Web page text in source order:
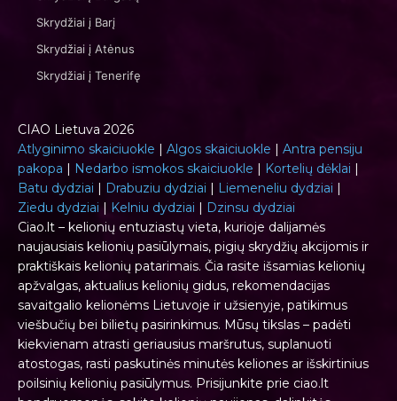
Skrydžiai į Barį
Skrydžiai į Atėnus
Skrydžiai į Tenerifę
CIAO Lietuva 2026
Atlyginimo skaiciuokle | Algos skaiciuokle | Antra pensiju
pakopa | Nedarbo ismokos skaiciuokle | Kortelių dėklai |
Batu dydziai | Drabuziu dydziai | Liemeneliu dydziai |
Ziedu dydziai | Kelniu dydziai | Dzinsu dydziai
Ciao.lt – kelionių entuziastų vieta, kurioje dalijamės
naujausiais kelionių pasiūlymais, pigių skrydžių akcijomis ir
praktiškais kelionių patarimais. Čia rasite išsamias kelionių
apžvalgas, aktualius kelionių gidus, rekomendacijas
savaitgalio kelionėms Lietuvoje ir užsienyje, patikimus
viešbučių bei bilietų pasirinkimus. Mūsų tikslas – padėti
kiekvienam atrasti geriausius maršrutus, suplanuoti
atostogas, rasti paskutinės minutės keliones ar išskirtinius
poilsinių kelionių pasiūlymus. Prisijunkite prie ciao.lt